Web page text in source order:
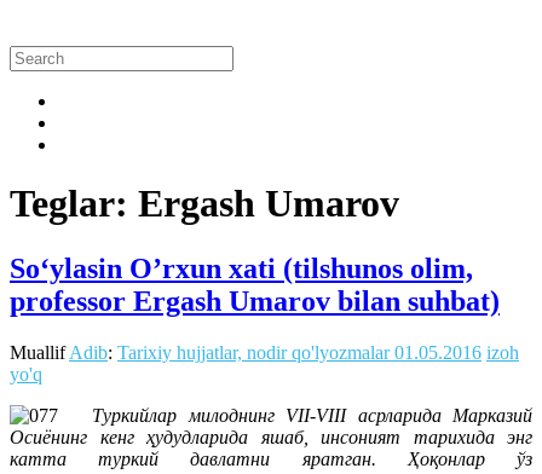
Teglar: Ergash Umarov
So‘ylasin O’rxun xati (tilshunos olim,
professor Ergash Umarov bilan suhbat)
MuallifAdib: Tarixiy hujjatlar, nodir qo'lyozmalar 01.05.2016 izoh
yo'q
Туркийлар милоднинг VII-VIII асрларида Марказий
Осиёнинг кенг ҳудудларида яшаб, инсоният тарихида энг
катта туркий давлатни яратган. Ҳоқонлар ўз